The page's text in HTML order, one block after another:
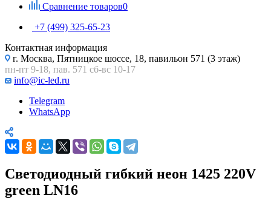
Сравнение товаров0
+7 (499) 325-65-23
Контактная информация
г. Москва, Пятницкое шоссе, 18, павильон 571 (3 этаж)
пн-пт 9-18, пав. 571 сб-вс 10-17
info@ic-led.ru
Telegram
WhatsApp
Светодиодный гибкий неон 1425 220V
green LN16